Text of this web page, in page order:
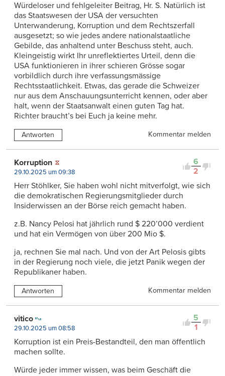
Würdeloser und fehlgeleiter Beitrag, Hr. S. Natürlich ist
das Staatswesen der USA der versuchten
Unterwanderung, Korruption und dem Rechtszerfall
ausgesetzt; so wie jedes andere nationalstaatliche
Gebilde, das anhaltend unter Beschuss steht, auch.
Kleingeistig wirkt Ihr unreflektiertes Urteil, denn die
USA funktionieren in ihrer schieren Grösse sogar
vorbildlich durch ihre verfassungsmässige
Rechtsstaatlichkeit. Etwas, das gerade die Schweizer
nur aus dem Anschauungsunterricht kennen, oder aber
halt, wenn der Staatsanwalt einen guten Tag hat.
Richter braucht’s bei Euch ja keine mehr.
Antworten Kommentar melden
6
2
Korruption
29.10.2025 um 09:38
Herr Stöhlker, Sie haben wohl nicht mitverfolgt, wie sich
die demokratischen Regierungsmitglieder durch
Insiderwissen an der Börse reich gemacht haben.
z.B. Nancy Pelosi hat jährlich rund $ 220’000 verdient
und hat ein Vermögen von über 200 Mio $.
ja, rechnen Sie mal nach. Und von der Art Pelosis gibts
in der Regierung noch viele, die jetzt Panik wegen der
Republikaner haben.
Antworten Kommentar melden
5
1
vitico
29.10.2025 um 08:58
Korruption ist ein Preis-Bestandteil, den man öffentlich
machen sollte.
Würde jeder immer wissen, was beim Geschäft die